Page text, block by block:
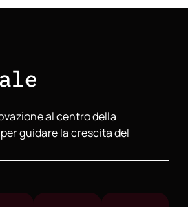
al centro della
guidare la crescita del